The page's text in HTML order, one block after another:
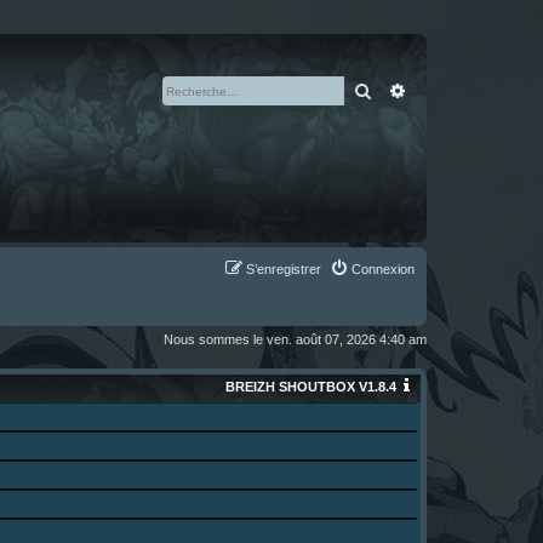
Rechercher
Connexion
S’enregistrer
Nous sommes le ven. août 07, 2026 4:40 am
BREIZH SHOUTBOX V1.8.4